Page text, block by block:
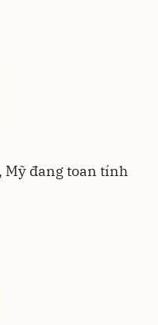
Mỹ đang toan tính